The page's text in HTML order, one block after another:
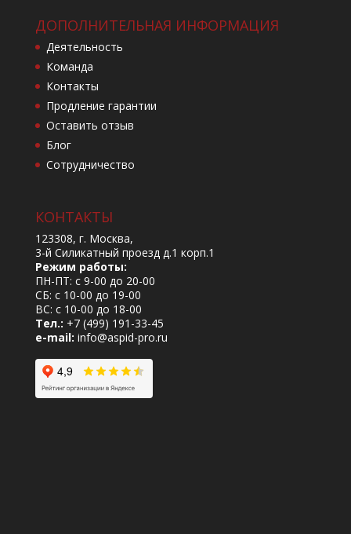
ДОПОЛНИТЕЛЬНАЯ ИНФОРМАЦИЯ
Деятельность
Команда
Контакты
Продление гарантии
Оставить отзыв
Блог
Сотрудничество
КОНТАКТЫ
123308, г. Москва,
3-й Силикатный проезд д.1 корп.1
Режим работы:
ПН-ПТ: с 9-00 до 20-00
СБ: с 10-00 до 19-00
ВС: с 10-00 до 18-00
Тел.: +7 (499) 191-33-45
e-mail: info@aspid-pro.ru